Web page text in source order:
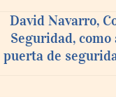
David Navarro,
Seguridad,
puerta de